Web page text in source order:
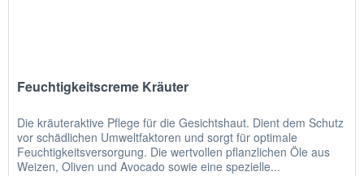
Feuchtigkeitscreme Kräuter
Die kräuteraktive Pflege für die Gesichtshaut. Dient dem Schutz
vor schädlichen Umweltfaktoren und sorgt für optimale
Feuchtigkeitsversorgung. Die wertvollen pflanzlichen Öle aus
Weizen, Oliven und Avocado sowie eine spezielle...